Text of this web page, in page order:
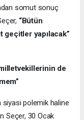
somut sonuç
“Bütün
geçitler yapılacak”
de
siyasi polemik haline
Seçer, 30 Ocak